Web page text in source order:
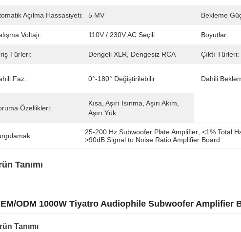
Açılma Hassasiyeti: 5 MV Bekleme
Voltajı: 110V / 230V AC Seçili Boyutlar:
Türleri: Dengeli XLR, Dengesiz RCA Çıktı Türleri:
Faz: 0°-180° Değiştirilebilir Dahili
Özellikleri:
Kısa, Aşırı Isınma, Aşırı Akım,
Aşırı Yük
25-200 Hz Subwoofer Plate Amplifier , <1% Total
>90dB Signal to Noise Ratio Amplifier Board
Tanımı
ODM 1000W Tiyatro Audiophile Subwoofer Amplifier
Tanımı